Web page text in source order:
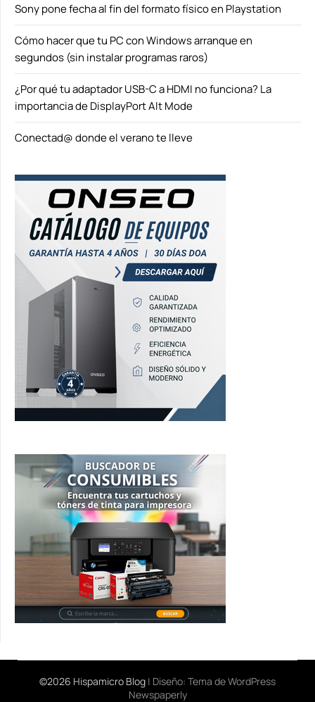
Sony pone fecha al fin del formato físico en Playstation
Cómo hacer que tu PC con Windows arranque en
segundos (sin instalar programas raros)
¿Por qué tu adaptador USB-C a HDMI no funciona? La
importancia de DisplayPort Alt Mode
Conectad@ donde el verano te lleve
©2026 Hispamicro Blog | Diseño: Tema de WordPress
Newspaperly